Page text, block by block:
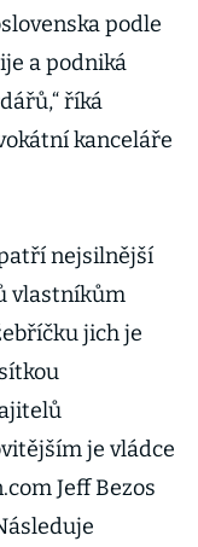
podle
a podniká
říká
kanceláře
nejsilnější
vlastníkům
jich je
je vládce
Jeff Bezos